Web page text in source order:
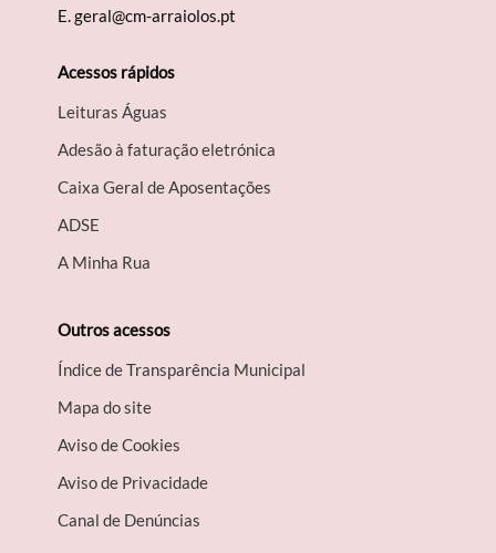
E.geral@cm-arraiolos.pt
Acessos rápidos
Leituras Águas
Adesão à faturação eletrónica
Caixa Geral de Aposentações
A​DSE
A Minha Rua
Outros acessos
Índice de Transparência Municipal
Mapa do site
Aviso de Cookies
Aviso de Privacidade
Canal de Denúncias